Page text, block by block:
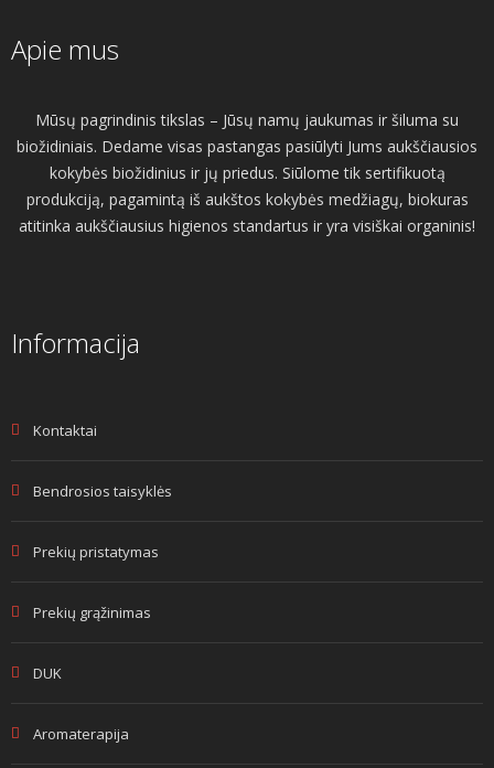
Apie mus
Mūsų pagrindinis tikslas – Jūsų namų jaukumas ir šiluma su
biožidiniais. Dedame visas pastangas pasiūlyti Jums aukščiausios
kokybės biožidinius ir jų priedus. Siūlome tik sertifikuotą
produkciją, pagamintą iš aukštos kokybės medžiagų, biokuras
atitinka aukščiausius higienos standartus ir yra visiškai organinis!
Informacija
Kontaktai
Bendrosios taisyklės
Prekių pristatymas
Prekių grąžinimas
DUK
Aromaterapija